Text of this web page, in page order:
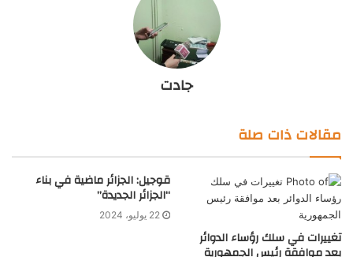
جادت
مقالات ذات صلة
تغييرات في سلك رؤساء الدوائر
بعد موافقة رئيس الجمهورية
قوجيل: الجزائر ماضية في بناء
“الجزائر الجديدة”
22 يوليو، 2024